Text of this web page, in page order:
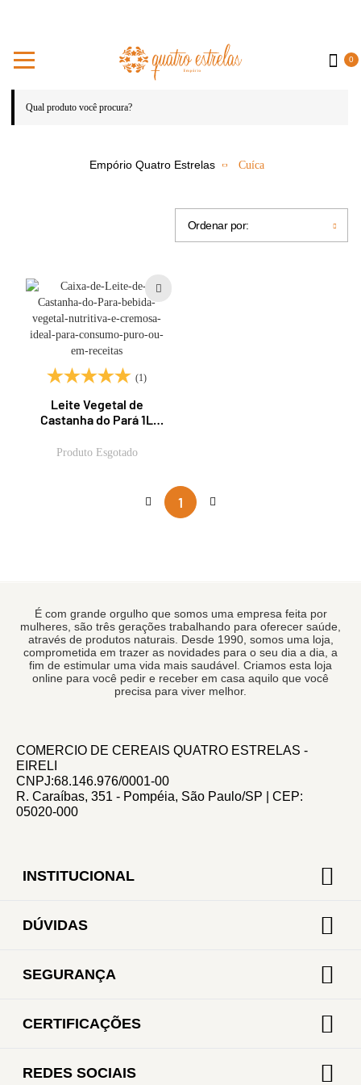
0
Cuíca
Ordenar por:
(1)
Leite Vegetal de
Castanha do Pará 1L
Produto Esgotado
1
É com grande orgulho que somos uma empresa feita por
mulheres, são três gerações trabalhando para oferecer saúde,
através de produtos naturais. Desde 1990, somos uma loja,
comprometida em trazer as novidades para o seu dia a dia, a
fim de estimular uma vida mais saudável. Criamos esta loja
online para você pedir e receber em casa aquilo que você
precisa para viver melhor.
COMERCIO DE CEREAIS QUATRO ESTRELAS -
EIRELI
CNPJ:68.146.976/0001-00
R. Caraíbas, 351 - Pompéia, São Paulo/SP | CEP:
05020-000
INSTITUCIONAL
DÚVIDAS
SEGURANÇA
CERTIFICAÇÕES
REDES SOCIAIS